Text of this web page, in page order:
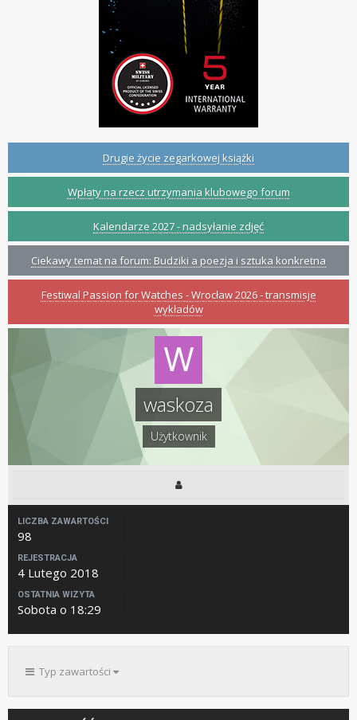
Drugie życie zegarkowej książki
Wpłaty na rzecz utrzymania klubowego forum
Kalendarze 2027 - nadsyłanie zdjęć
Ciekawy temat na forum: Budziki a poezja i sztuka konkretna
Festiwal Passion for Watches - Wrocław 2026 - transmisje
wykładów
waskoza
Użytkownik
LICZBA ZAWARTOŚCI
98
REJESTRACJA
4 Lutego 2018
OSTATNIA WIZYTA
Sobota o 18:29
Typ zawartości